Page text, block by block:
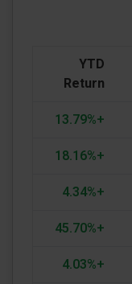
YTD
Return
+13.79%
+18.16%
+4.34%
+45.70%
+4.03%